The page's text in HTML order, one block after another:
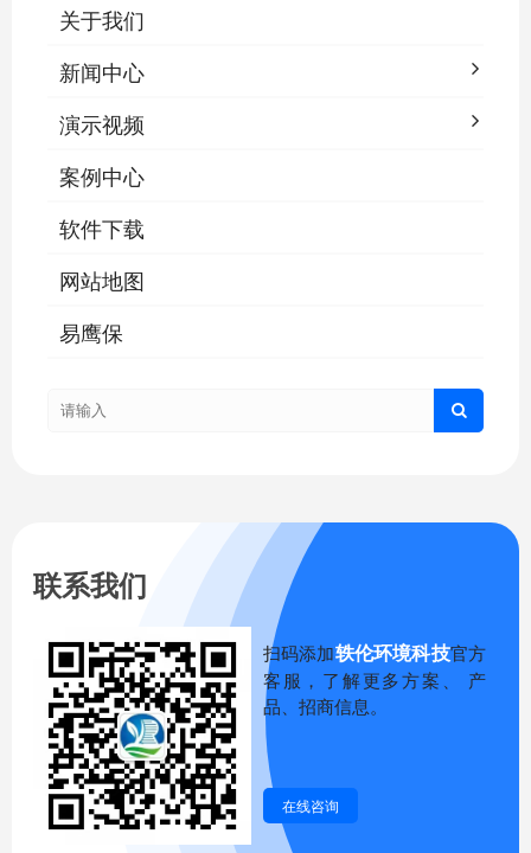
关于我们
新闻中心
演示视频
案例中心
软件下载
网站地图
易鹰保
联系我们
扫码添加轶伦环境科技官方
客服，了解更多方案、 产
品、招商信息。
在线咨询